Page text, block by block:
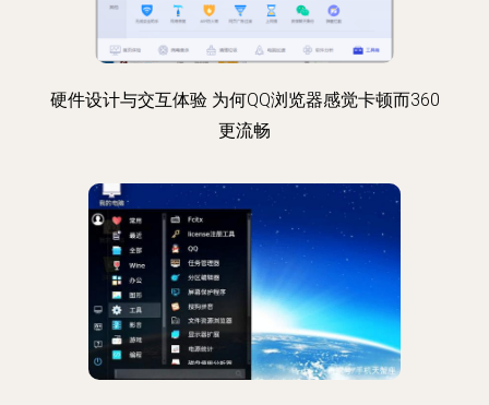
硬件设计与交互体验 为何QQ浏览器感觉卡顿而360
更流畅